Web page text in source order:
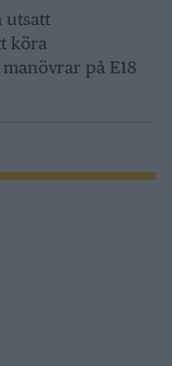
utsatt
köra
på E18